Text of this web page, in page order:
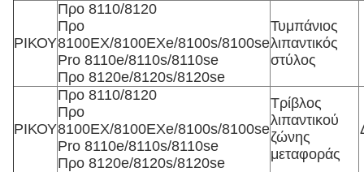
ΡΙΚΟΥ
Προ 8110/8120
Προ
8100EX/8100EXe/8100s/8100se
Pro 8110e/8110s/8110se
Προ 8120e/8120s/8120se
Τυμπάνιος
λιπαντικός
στύλος
ΡΙΚΟΥ
Προ 8110/8120
Προ
8100EX/8100EXe/8100s/8100se
Pro 8110e/8110s/8110se
Προ 8120e/8120s/8120se
Τρίβλος
λιπαντικού
ζώνης
μεταφοράς